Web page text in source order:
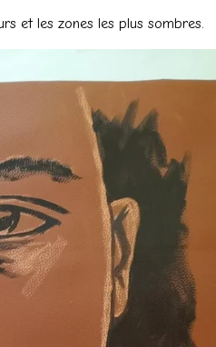
et les zones les plus sombres.